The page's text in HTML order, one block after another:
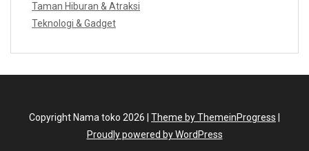
Taman Hiburan & Atraksi
Teknologi & Gadget
Copyright Nama toko 2026 | Theme by ThemeinProgress
Proudly powered by WordPress